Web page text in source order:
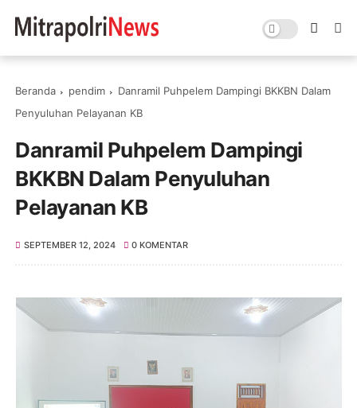
Beranda pendim
Danramil Puhpelem Dampingi BKKBN Dalam
Penyuluhan Pelayanan KB
Danramil Puhpelem Dampingi
BKKBN Dalam Penyuluhan
Pelayanan KB
SEPTEMBER 12, 2024 0 KOMENTAR